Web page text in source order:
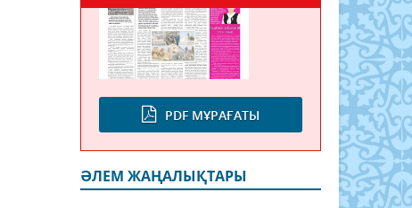
PDF МҰРАҒАТЫ
ӘЛЕМ ЖАҢАЛЫҚТАРЫ